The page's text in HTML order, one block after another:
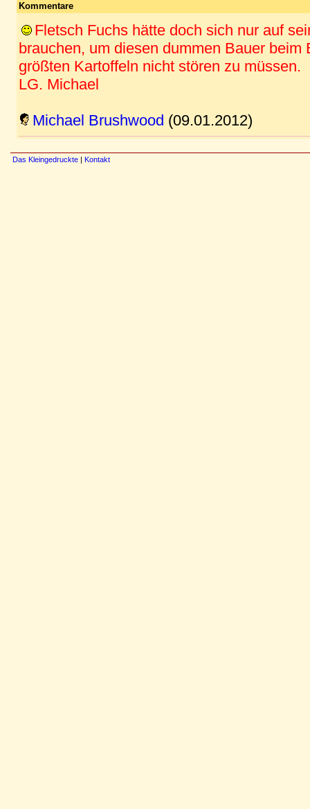
Kommentare
Fletsch Fuchs hätte doch sich nur auf
brauchen, um diesen dummen Bauer beim
größten Kartoffeln nicht stören zu müssen.
LG. Michael
Michael Brushwood (09.01.2012)
Das Kleingedruckte | Kontakt